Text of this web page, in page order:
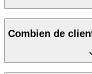
Combien de